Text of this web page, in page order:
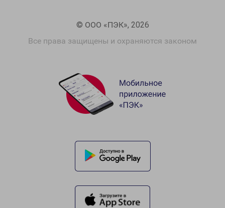
© ООО «ПЭК», 2026
Все права защищены и охраняются законом